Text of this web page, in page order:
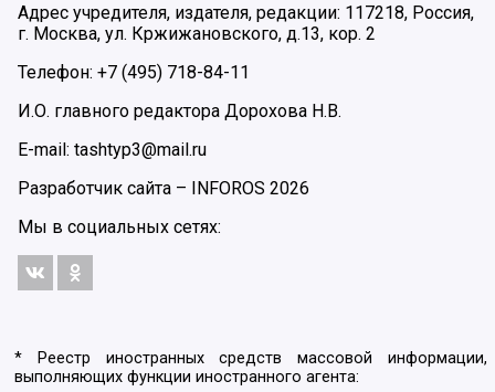
Адрес учредителя, издателя, редакции: 117218, Россия,
г. Москва, ул. Кржижановского, д.13, кор. 2
Телефон: +7 (495) 718-84-11
И.О. главного редактора Дорохова Н.В.
E-mail: tashtyp3@mail.ru
Разработчик сайта – INFOROS 2026
Мы в социальных сетях:
* Реестр иностранных средств массовой информации,
выполняющих функции иностранного агента: